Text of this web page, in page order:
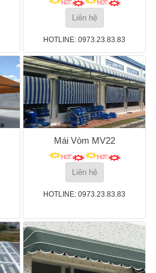
Liên hệ
HOTLINE: 0973.23.83.83
Mái Vòm MV22
Liên hệ
HOTLINE: 0973.23.83.83